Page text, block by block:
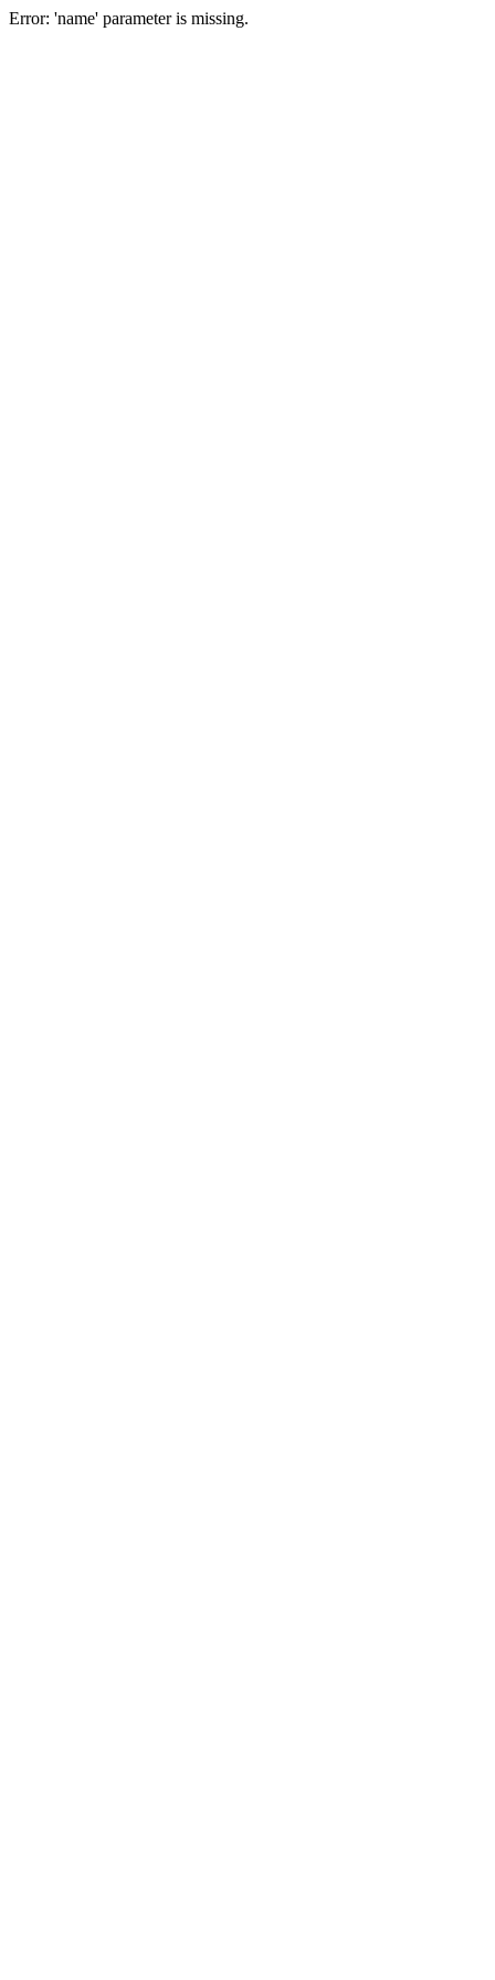
Error: 'name' parameter is missing.